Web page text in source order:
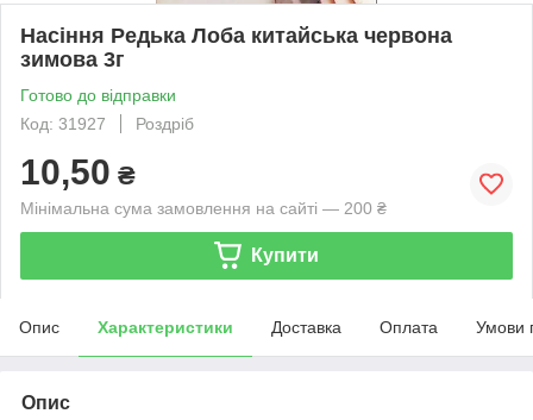
Насіння Редька Лоба китайська червона
зимова 3г
Готово до відправки
Код: 31927
Роздріб
10,50 ₴
Мінімальна сума замовлення на сайті — 200 ₴
Купити
Опис Характеристики Доставка Оплата Умови
Опис